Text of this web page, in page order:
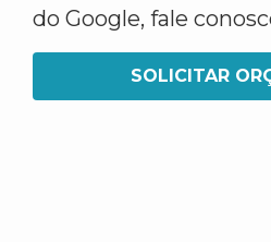
do Google, fale
SOLICITAR